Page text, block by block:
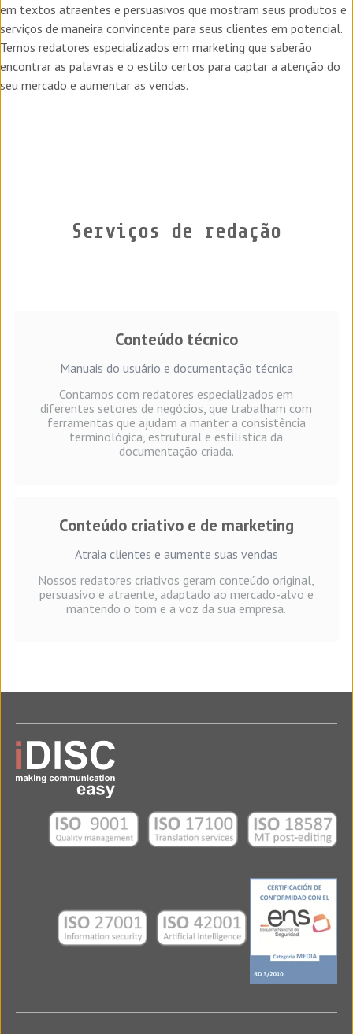
em textos atraentes e persuasivos que mostram seus produtos e
serviços de maneira convincente para seus clientes em potencial.
Temos redatores especializados em marketing que saberão
encontrar as palavras e o estilo certos para captar a atenção do
seu mercado e aumentar as vendas.
Serviços de redação
Conteúdo técnico
Manuais do usuário e documentação técnica
Contamos com redatores especializados em
diferentes setores de negócios, que trabalham com
ferramentas que ajudam a manter a consistência
terminológica, estrutural e estilística da
documentação criada.
Conteúdo criativo e de marketing
Atraia clientes e aumente suas vendas
Nossos redatores criativos geram conteúdo original,
persuasivo e atraente, adaptado ao mercado-alvo e
mantendo o tom e a voz da sua empresa.